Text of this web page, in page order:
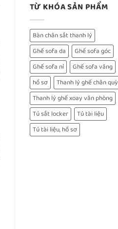
TỪ KHÓA SẢN PHẨM
Bàn chân sắt thanh lý
Ghế sofa da
Ghế sofa góc
Ghế sofa nỉ
Ghế sofa văng
hồ sơ
Thanh lý ghế chân quỳ
Thanh lý ghế xoay văn phòng
Tủ sắt locker
Tủ tài liệu
Tủ tài liệu, hồ sơ